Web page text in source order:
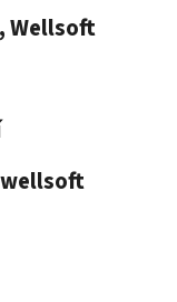
Wellsoft